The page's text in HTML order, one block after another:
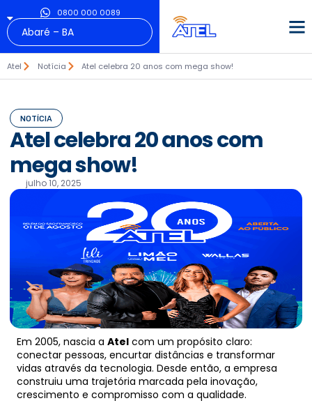
0800 000 0089
Atel Notícia Atel celebra 20 anos com mega show!
NOTÍCIA
Atel celebra 20 anos com
mega show!
julho 10, 2025
Em 2005, nascia a Atel com um propósito claro:
conectar pessoas, encurtar distâncias e transformar
vidas através da tecnologia. Desde então, a empresa
construiu uma trajetória marcada pela inovação,
crescimento e compromisso com a qualidade.